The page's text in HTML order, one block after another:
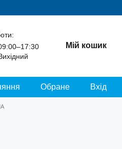
Мій кошик
Обране Вхід